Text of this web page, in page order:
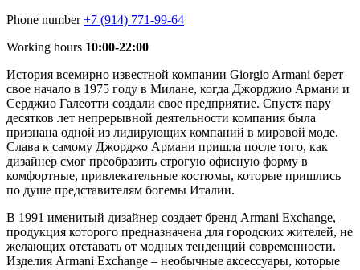
Phone number+7 (914) 771-99-64
Working hours 10:00-22:00
История всемирно известной компании Giorgio Armani берет
свое начало в 1975 году в Милане, когда Джорджио Армани и
Серджио Галеотти создали свое предприятие. Спустя пару
десятков лет непрерывной деятельности компания была
признана одной из лидирующих компаний в мировой моде.
Слава к самому Джорджо Армани пришла после того, как
дизайнер смог преобразить строгую офисную форму в
комфортные, привлекательные костюмы, которые пришлись
по душе представителям богемы Италии.
В 1991 именитый дизайнер создает бренд Armani Exchange,
продукция которого предназначена для городских жителей, не
желающих отставать от модных тенденций современности.
Изделия Armani Exchange – необычные аксессуары, которые